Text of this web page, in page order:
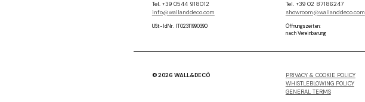
Tel. +39 0544 918012
info@wallanddeco.com
USt-IdNr. IT02311990390
Tel. +39 02 87186247
showroom@wallanddeco.com
Öffnungszeiten:
nach Vereinbarung
© 2026 WALL&DECÒ
PRIVACY & COOKIE POLICY
WHISTLEBLOWING POLICY
GENERAL TERMS